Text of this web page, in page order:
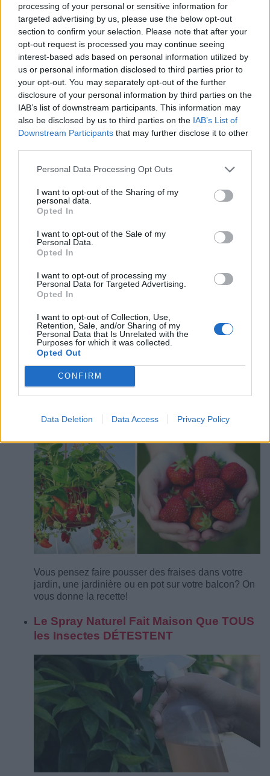
processing of your personal or sensitive information for
targeted advertising by us, please use the below opt-out
section to confirm your selection. Please note that after your
opt-out request is processed you may continue seeing
interest-based ads based on personal information utilized by
us or personal information disclosed to third parties prior to
your opt-out. You may separately opt-out of the further
disclosure of your personal information by third parties on the
IAB’s list of downstream participants. This information may
also be disclosed by us to third parties on the IAB’s List of
Downstream Participants that may further disclose it to other
Personal Data Processing Opt Outs
I want to opt-out of the Sharing of my
personal data.
Opted In
I want to opt-out of the Sale of my
Personal Data.
Opted In
I want to opt-out of processing my
Personal Data for Targeted Advertising.
Opted In
I want to opt-out of Collection, Use,
Retention, Sale, and/or Sharing of my
Personal Data that Is Unrelated with the
Purposes for which it was collected.
Opted Out
CONFIRM
Data Deletion Data Access Privacy Policy
Les roses sont l’une des fleurs les
plus appréciées de tous les temps, grâce à
leur beauté et à leur parfum délicat et
incomparable. Cependant , les cultiver peut être
un défi pour beaucoup, en particulier pour ceux qui
vivent dans des appartements ou dans des régions
où le climat n’est pas favorable.
Le secret pour avoir des zinnias
magnifiques tout l’été dans votre jardin
Leszinniassont des fleurs faciles à cultiver et très
appréciées pour leurs couleurs éclatantes. Elles
fleurissent abondamment tout l’été et demandent peu
d’entretien, ce qui en fait un excellent choix pour les
jardiniers débutants comme expérimentés.
fraises à la maison
Vous pensez faire pousser des fraises dans votre
jardin, une jardinière ou en pot sur votre balcon? On
vous donne la recette!
Le Spray Naturel Fait Maison Que TOUS
les Insectes DÉTESTENT